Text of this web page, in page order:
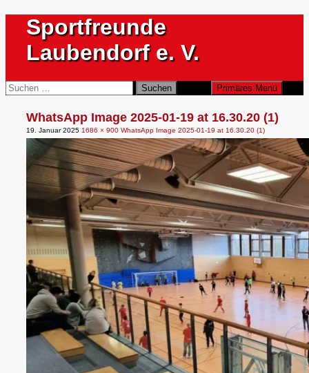
Inhalt
springen
Sportfreunde
Laubendorf e. V.
Suchen Primäres Menü
Suchen
nach:
WhatsApp Image 2025-01-19 at 16.30.20 (1)
19. Januar 2025 1686 × 900 WhatsApp Image 2025-01-19 at 16.30.20 (1)